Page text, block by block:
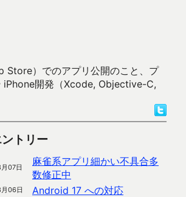
Store）でのアプリ公開のこと、プ
iPhone開発（Xcode, Objective-C,
トリー
07日
麻雀系アプリ細かい不具合多
数修正中
06日 Android 17 への対応